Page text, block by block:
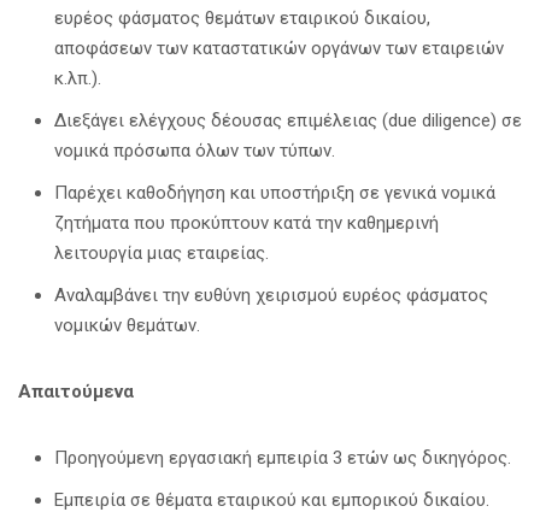
ευρέος φάσματος θεμάτων εταιρικού δικαίου,
αποφάσεων των καταστατικών οργάνων των εταιρειών
κ.λπ.).
Διεξάγει ελέγχους δέουσας επιμέλειας (due diligence) σε
νομικά πρόσωπα όλων των τύπων.
Παρέχει καθοδήγηση και υποστήριξη σε γενικά νομικά
ζητήματα που προκύπτουν κατά την καθημερινή
λειτουργία μιας εταιρείας.
Αναλαμβάνει την ευθύνη χειρισμού ευρέος φάσματος
νομικών θεμάτων.
Απαιτούμενα
Προηγούμενη εργασιακή εμπειρία 3 ετών ως δικηγόρος.
Εμπειρία σε θέματα εταιρικού και εμπορικού δικαίου.